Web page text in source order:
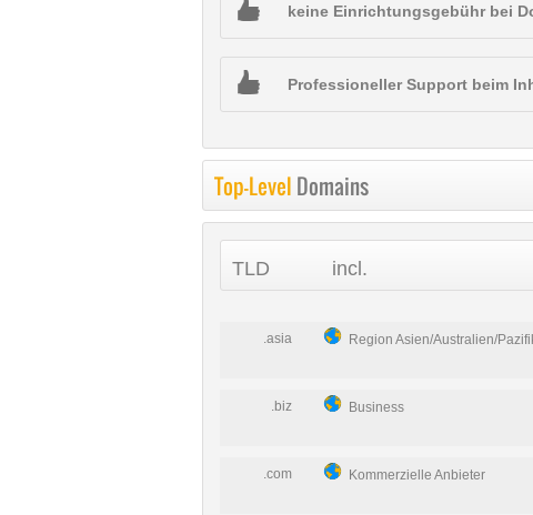
keine Einrichtungsgebühr bei
Professioneller Support beim
Top-Level Domains
TLD incl.
.asia Region Asien/Australien/
.biz Business
.com Kommerzielle Anbieter